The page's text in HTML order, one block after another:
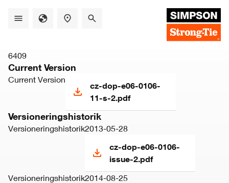
6409
Current Version
Current Version
cz-dop-e06-0106-
11-s-2.pdf
Versioneringshistorik
Versioneringshistorik2013-05-28
cz-dop-e06-0106-
issue-2.pdf
Versioneringshistorik2014-08-25